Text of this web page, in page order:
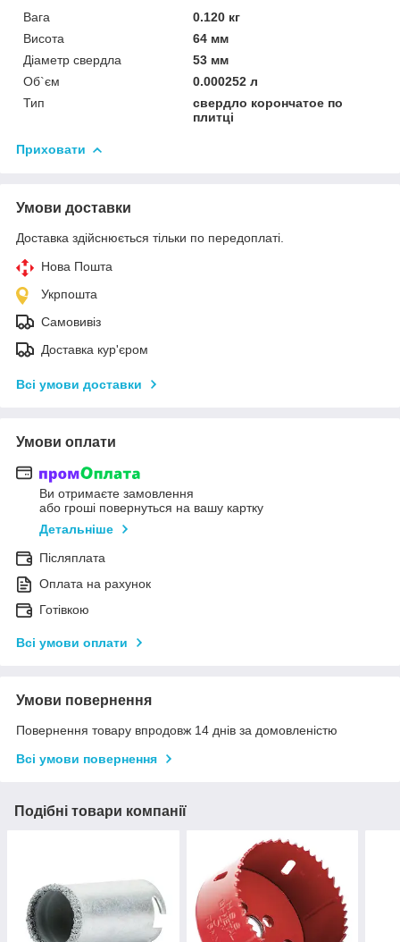
Вага
0.120 кг
Висота
64 мм
Діаметр свердла
53 мм
Об`єм
0.000252 л
Тип
свердло корончатое по
плитці
Приховати
Умови доставки
Доставка здійснюється тільки по передоплаті.
Нова Пошта
Укрпошта
Самовивіз
Доставка кур'єром
Всі умови доставки
Умови оплати
Ви отримаєте замовлення
або гроші повернуться на вашу картку
Детальніше
Післяплата
Оплата на рахунок
Готівкою
Всі умови оплати
Умови повернення
Повернення товару впродовж 14 днів за домовленістю
Всі умови повернення
Подібні товари компанії